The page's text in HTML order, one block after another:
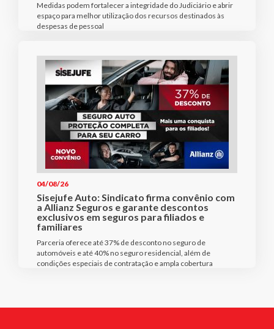
Medidas podem fortalecer a integridade do Judiciário e abrir
espaço para melhor utilização dos recursos destinados às
despesas de pessoal
04/08/26
Sisejufe Auto: Sindicato firma convênio com
a Allianz Seguros e garante descontos
exclusivos em seguros para filiados e
familiares
Parceria oferece até 37% de desconto no seguro de
automóveis e até 40% no seguro residencial, além de
condições especiais de contratação e ampla cobertura